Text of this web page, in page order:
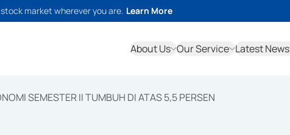
market wherever you are. Learn More
About Us Our Service Latest News
SEMESTER II TUMBUH DI ATAS 5,5 PERSEN